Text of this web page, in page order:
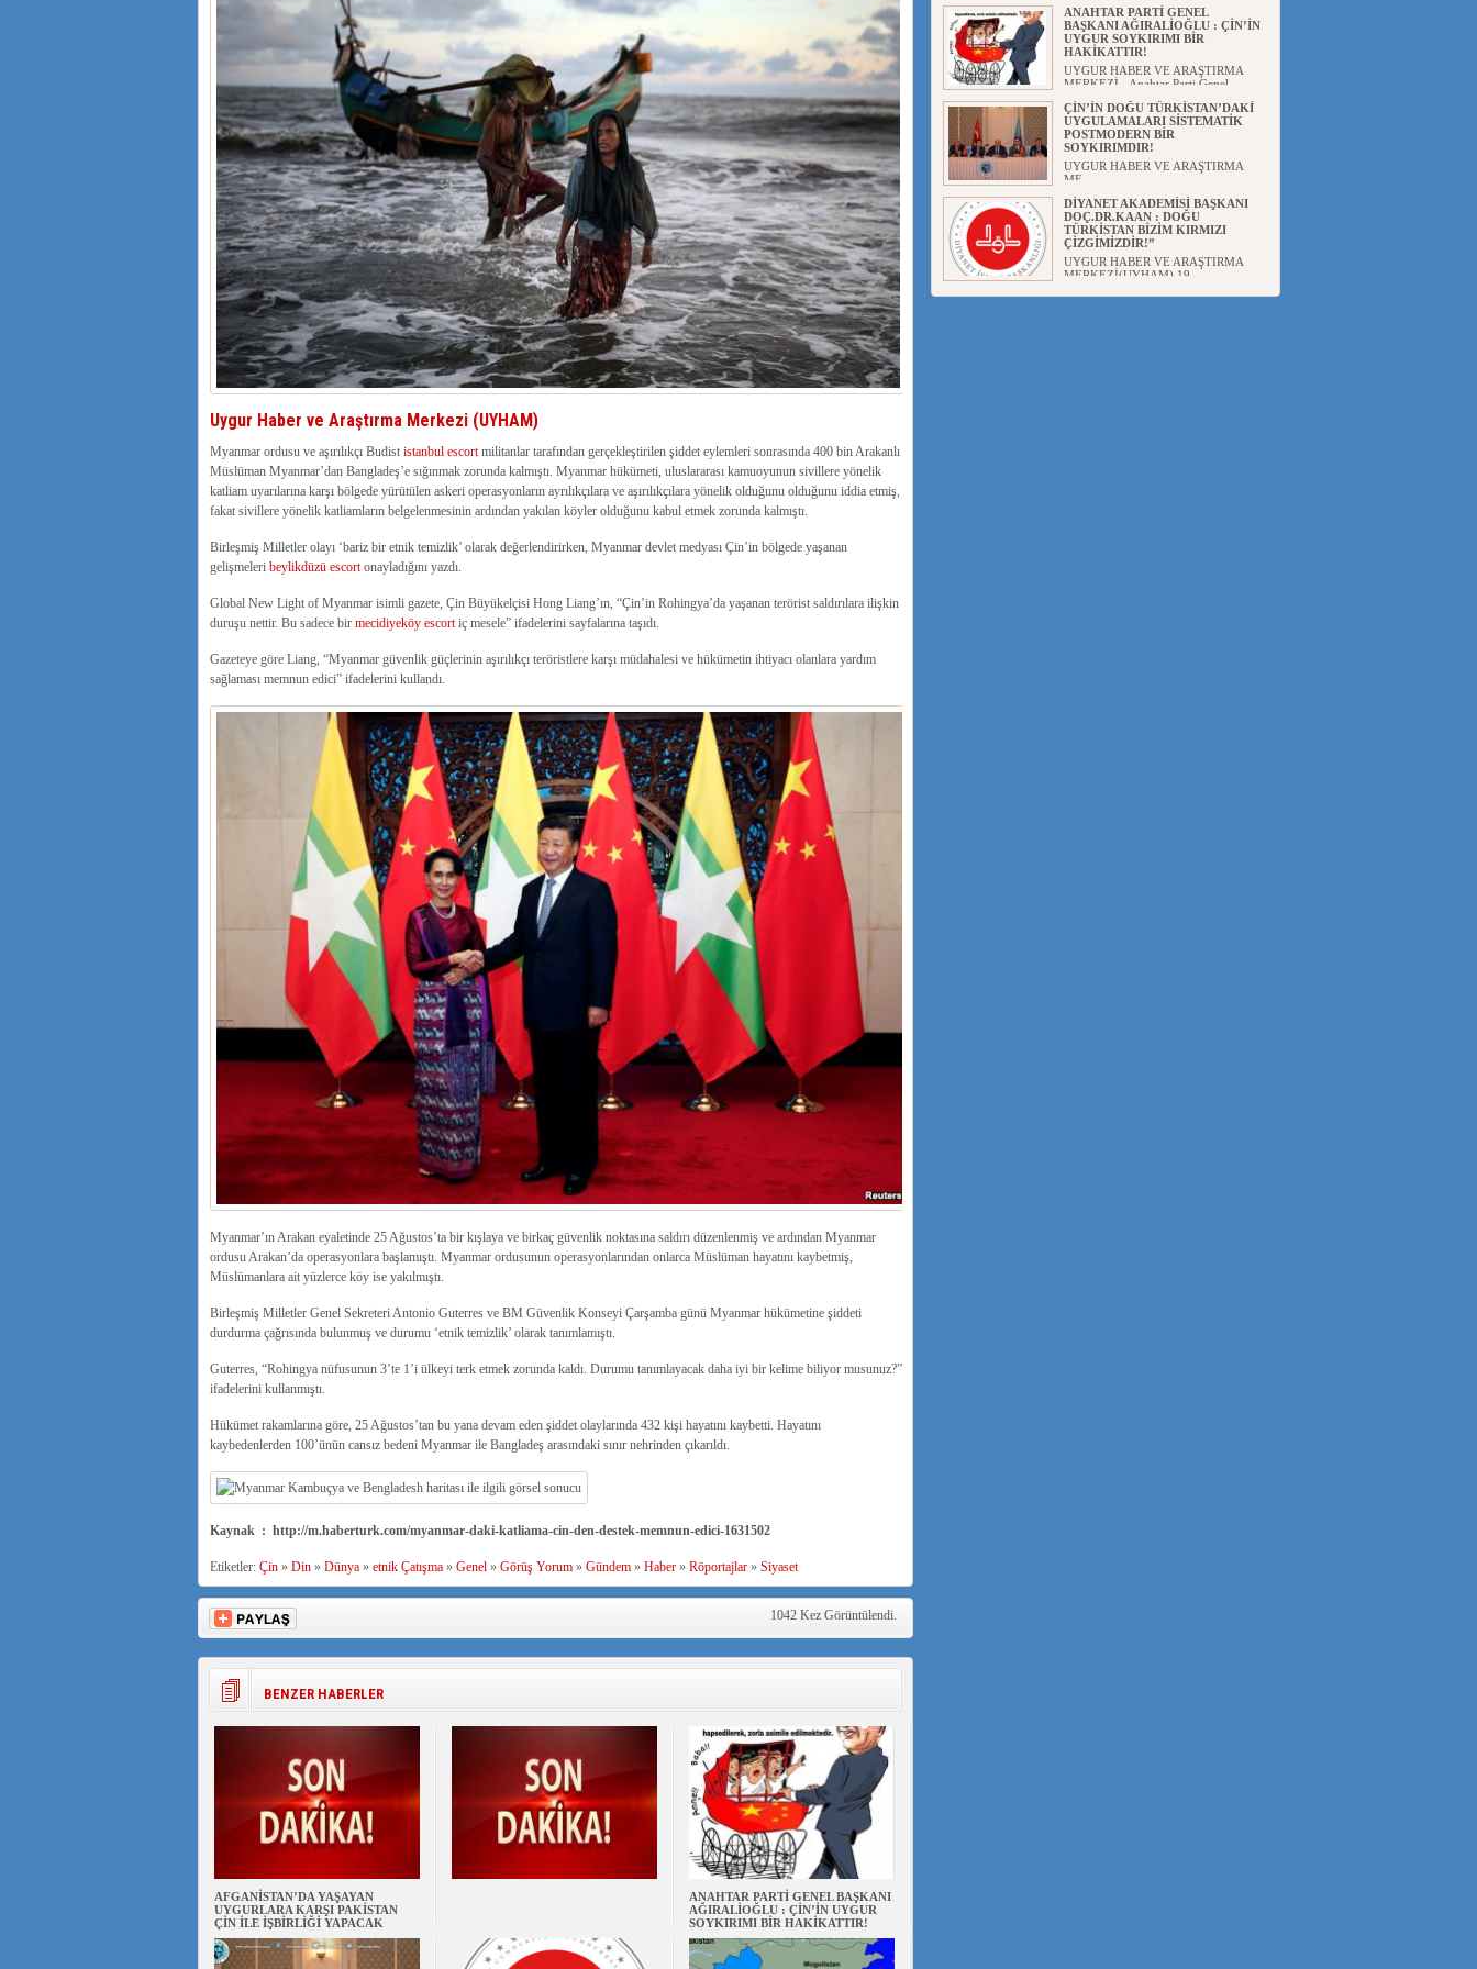
Uygur Haber ve Araştırma Merkezi (UYHAM)
Myanmar ordusu ve aşırılıkçı Budist istanbul escortmilitanlar tarafından gerçekleştirilen şiddet eylemleri sonrasında 400 bin Arakanlı
Müslüman Myanmar’dan Bangladeş’e sığınmak zorunda kalmıştı. Myanmar hükümeti, uluslararası kamuoyunun sivillere yönelik
katliam uyarılarına karşı bölgede yürütülen askeri operasyonların ayrılıkçılara ve aşırılıkçılara yönelik olduğunu olduğunu iddia etmiş,
fakat sivillere yönelik katliamların belgelenmesinin ardından yakılan köyler olduğunu kabul etmek zorunda kalmıştı.
Birleşmiş Milletler olayı ‘bariz bir etnik temizlik’ olarak değerlendirirken, Myanmar devlet medyası Çin’in bölgede yaşanan
gelişmeleri beylikdüzü escortonayladığını yazdı.
Global New Light of Myanmar isimli gazete, Çin Büyükelçisi Hong Liang’ın, “Çin’in Rohingya’da yaşanan terörist saldırılara ilişkin
duruşu nettir. Bu sadece bir mecidiyeköy escortiç mesele” ifadelerini sayfalarına taşıdı.
Gazeteye göre Liang, “Myanmar güvenlik güçlerinin aşırılıkçı teröristlere karşı müdahalesi ve hükümetin ihtiyacı olanlara yardım
sağlaması memnun edici” ifadelerini kullandı.
Myanmar’ın Arakan eyaletinde 25 Ağustos’ta bir kışlaya ve birkaç güvenlik noktasına saldırı düzenlenmiş ve ardından Myanmar
ordusu Arakan’da operasyonlara başlamıştı. Myanmar ordusunun operasyonlarından onlarca Müslüman hayatını kaybetmiş,
Müslümanlara ait yüzlerce köy ise yakılmıştı.
Birleşmiş Milletler Genel Sekreteri Antonio Guterres ve BM Güvenlik Konseyi Çarşamba günü Myanmar hükümetine şiddeti
durdurma çağrısında bulunmuş ve durumu ‘etnik temizlik’ olarak tanımlamıştı.
Guterres, “Rohingya nüfusunun 3’te 1’i ülkeyi terk etmek zorunda kaldı. Durumu tanımlayacak daha iyi bir kelime biliyor musunuz?”
ifadelerini kullanmıştı.
Hükümet rakamlarına göre, 25 Ağustos’tan bu yana devam eden şiddet olaylarında 432 kişi hayatını kaybetti. Hayatını
kaybedenlerden 100’ünün cansız bedeni Myanmar ile Bangladeş arasındaki sınır nehrinden çıkarıldı.
Kaynak : http://m.haberturk.com/myanmar-daki-katliama-cin-den-destek-memnun-edici-1631502
Etiketler: Çin» Din» Dünya» etnik Çatışma» Genel» Görüş Yorum» Gündem» Haber» Röportajlar» Siyaset
1042 Kez Görüntülendi.
BENZER HABERLER
AFGANİSTAN’DA YAŞAYAN
UYGURLARA KARŞI PAKİSTAN
ÇİN İLE İŞBİRLİĞİ YAPACAK
ANAHTAR PARTİ GENEL BAŞKANI
AĞIRALİOĞLU : ÇİN’İN UYGUR
SOYKIRIMI BİR HAKİKATTIR!
ANAHTAR PARTİ GENEL
BAŞKANI AĞIRALİOĞLU : ÇİN’İN
UYGUR SOYKIRIMI BİR
HAKİKATTIR!
UYGUR HABER VE ARAŞTIRMA
MERKEZİ Anahtar Parti Genel
ÇİN’İN DOĞU TÜRKİSTAN’DAKİ
UYGULAMALARI SİSTEMATİK
POSTMODERN BİR
SOYKIRIMDIR!
UYGUR HABER VE ARAŞTIRMA
ME...
DİYANET AKADEMİSİ BAŞKANI
DOÇ.DR.KAAN : DOĞU
TÜRKİSTAN BİZİM KIRMIZI
ÇİZGİMİZDİR!”
UYGUR HABER VE ARAŞTIRMA
MERKEZİ(UYHAM) 19...
150 YILDIR KAYNAYAN YARAMIZ